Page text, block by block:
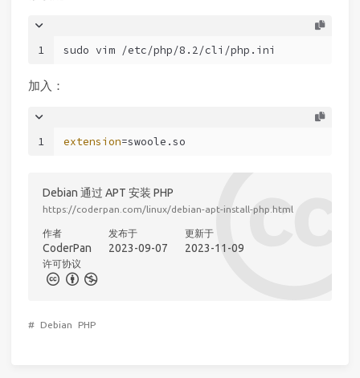
1 sudo vim /etc/php/8.2/cli/php.ini
加入：
1 extension=swoole.so
Debian 通过 APT 安装 PHP
https://coderpan.com/linux/debian-apt-install-php.html
作者
CoderPan
发布于
2023-09-07
更新于
2023-11-09
许可协议
# Debian PHP